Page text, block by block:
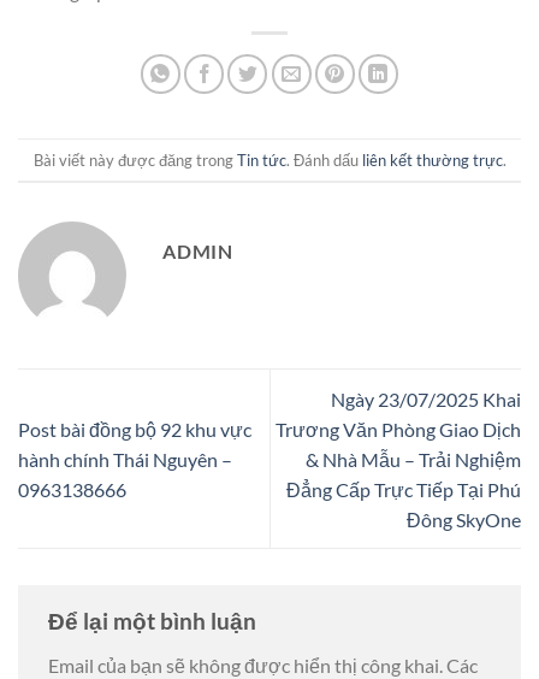
Bài viết này được đăng trongTin tức. Đánh dấu liên kết thường trực.
ADMIN
Post bài đồng bộ 92 khu vực
hành chính Thái Nguyên –
0963138666
Ngày 23/07/2025 Khai
Trương Văn Phòng Giao Dịch
& Nhà Mẫu – Trải Nghiệm
Đẳng Cấp Trực Tiếp Tại Phú
Đông SkyOne
Để lại một bình luận
Email của bạn sẽ không được hiển thị công khai.Các